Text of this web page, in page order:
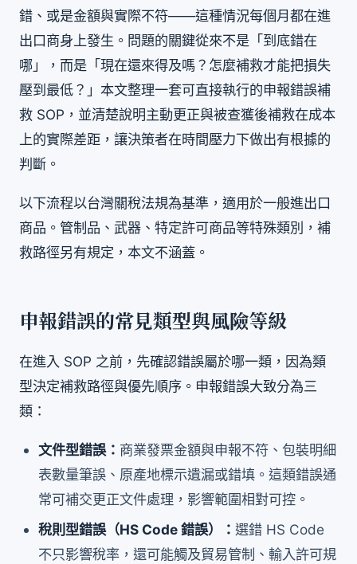
錯、或是金額與實際不符——這種情況每個月都在進
出口商身上發生。問題的關鍵從來不是「到底錯在
哪」，而是「現在還來得及嗎？怎麼補救才能把損失
壓到最低？」本文整理一套可直接執行的申報錯誤補
救 SOP，並清楚說明主動更正與被查獲後補救在成本
上的實際差距，讓決策者在時間壓力下做出有根據的
判斷。
以下流程以台灣關稅法規為基準，適用於一般進出口
商品。管制品、武器、特定許可商品等特殊類別，補
救路徑另有規定，本文不涵蓋。
申報錯誤的常見類型與風險等級
在進入 SOP 之前，先確認錯誤屬於哪一類，因為類
型決定補救路徑與優先順序。申報錯誤大致分為三
類：
文件型錯誤： 商業發票金額與申報不符、包裝明細
表數量筆誤、原產地標示遺漏或錯填。這類錯誤通
常可補交更正文件處理，影響範圍相對可控。
稅則型錯誤（HS Code 錯誤）：選錯 HS Code
不只影響稅率，還可能觸及貿易管制、輸入許可規